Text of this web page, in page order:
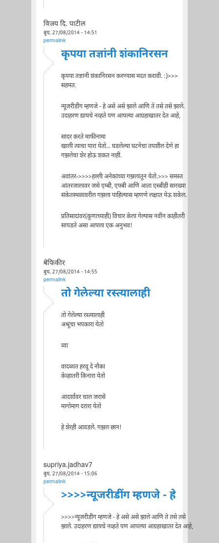
विजय दि. पाटील
बुध, 27/08/2014 - 14:51
permalink
कृपया तज्ञांनी शंकानिरसन
कृपया तज्ञांनी शंकानिरसन करण्यास मदत करावी. :)>>>
सहमत.
न्यूजरीडींग म्हणजे - हे असे असे झाले आणि ते तसे तसे झाले.
उदाहरण द्यायचे नव्हते पण आपल्या आग्रहाखातर देत आहे,
सादर करते माफीनामा
खाली त्याचा पारा येतो... घडलेल्या घटनेचा तपशील देणे हा
गझलेचा शेर होऊ शकत नाही.
अवांतर->>>>हल्ली अनेकांच्या गझलांतून येतो.>>> समस्त
आंतरजालावर जसे एम्बी, एफ्बी आणि आता एस्बीही सारख्या
संकेतस्थळावरील गझला पाहिल्यास म्हणणे लक्षात येऊ शकेल.
प्रतिसादांवर(कुणाच्याही) विचार केला गेल्यास नवीन काहीतरी
सापडते असा आपला एक अनुभव!
बेफिकीर
बुध, 27/08/2014 - 14:55
permalink
तो गेलेल्या रस्त्यालाही
तो गेलेल्या रस्त्यालाही
अश्रूंचा भपकारा येतो
व्वा
वादळात हरवू दे नौका
केव्हातरी किनारा येतो
आदर्शांवर चाल जरासे
मागोमाग दरारा येतो
हे शेरही आवडले. गझल छान!
supriya.jadhav7
बुध, 27/08/2014 - 15:06
permalink
>>>>न्यूजरीडींग म्हणजे - हे
>>>>न्यूजरीडींग म्हणजे - हे असे असे झाले आणि ते तसे तसे
झाले. उदाहरण द्यायचे नव्हते पण आपल्या आग्रहाखातर देत आहे,